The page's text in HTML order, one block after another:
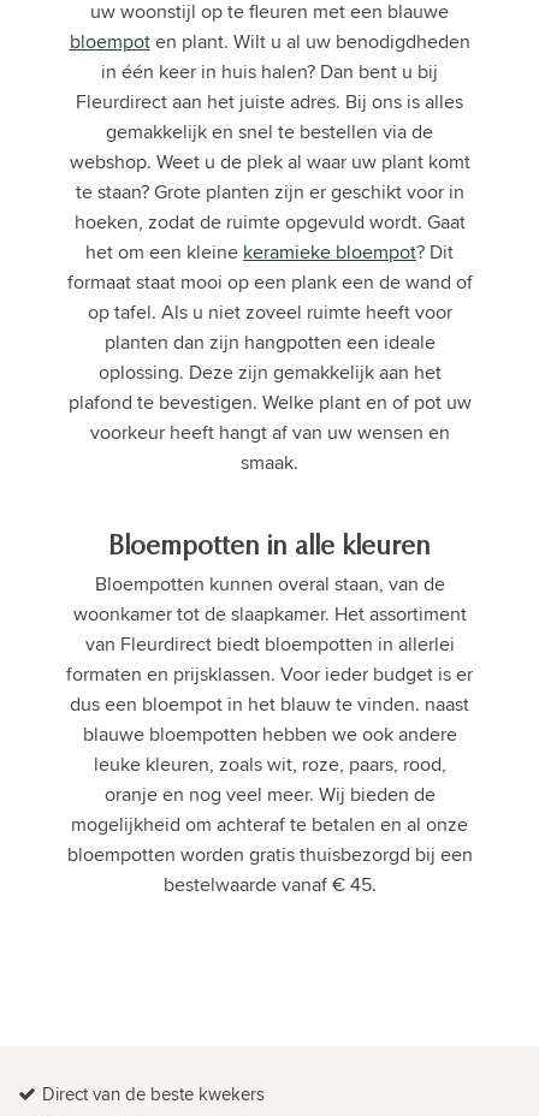
uw woonstijl op te fleuren met een blauwe
bloempoten plant. Wilt u al uw benodigdheden
in één keer in huis halen? Dan bent u bij
Fleurdirect aan het juiste adres. Bij ons is alles
gemakkelijk en snel te bestellen via de
webshop. Weet u de plek al waar uw plant komt
te staan? Grote planten zijn er geschikt voor in
hoeken, zodat de ruimte opgevuld wordt. Gaat
het om een kleine keramieke bloempot? Dit
formaat staat mooi op een plank een de wand of
op tafel. Als u niet zoveel ruimte heeft voor
planten dan zijn hangpotten een ideale
oplossing. Deze zijn gemakkelijk aan het
plafond te bevestigen. Welke plant en of pot uw
voorkeur heeft hangt af van uw wensen en
smaak.
Bloempotten in alle kleuren
Bloempotten kunnen overal staan, van de
woonkamer tot de slaapkamer. Het assortiment
van Fleurdirect biedt bloempotten in allerlei
formaten en prijsklassen. Voor ieder budget is er
dus een bloempot in het blauw te vinden. naast
blauwe bloempotten hebben we ook andere
leuke kleuren, zoals wit, roze, paars, rood,
oranje en nog veel meer. Wij bieden de
mogelijkheid om achteraf te betalen en al onze
bloempotten worden gratis thuisbezorgd bij een
bestelwaarde vanaf € 45.
Direct van de beste kwekers